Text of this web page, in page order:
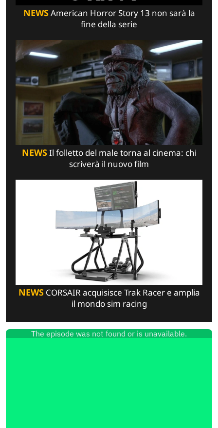
NEWSAmerican Horror Story 13 non sarà la
fine della serie
NEWSIl folletto del male torna al cinema: chi
scriverà il nuovo film
NEWSCORSAIR acquisisce Trak Racer e amplia
il mondo sim racing